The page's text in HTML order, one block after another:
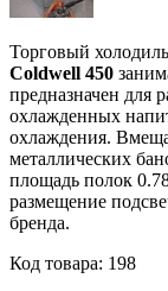
Торговый
Coldwell 450
предназначен для
охлажденных
охлаждения.
металлических
площадь полок
размещение
бренда.
Код товара: 198